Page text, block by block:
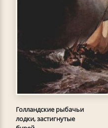
Голландские рыбачьи
лодки, застигнутые